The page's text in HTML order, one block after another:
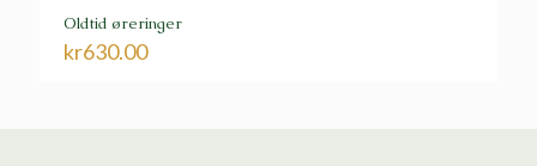
Oldtid øreringer
kr630.00